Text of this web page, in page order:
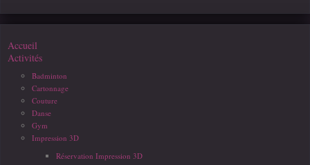
Accueil
Activités
Badminton
Cartonnage
Couture
Danse
Gym
Impression 3D
Réservation Impression 3D